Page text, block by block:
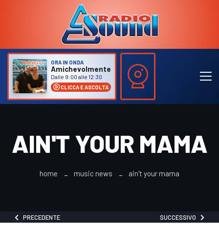
ORA IN ONDA
Amichevolmente
Dalle 9:00 alle 12:30
CLICCA E ASCOLTA
AIN'T YOUR MAMA
home music news ain't your mama
PRECEDENTE SUCCESSIVO